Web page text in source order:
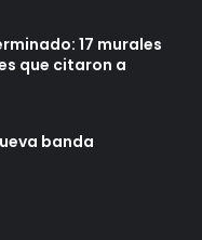
17 murales
que citaron a
banda